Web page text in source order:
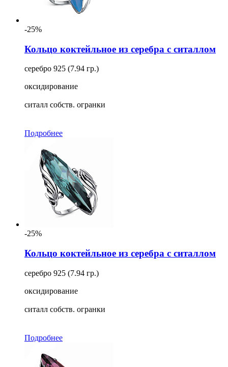
-25%
Кольцо коктейльное из серебра с ситаллом
серебро 925 (7.94 гр.)
оксидирование
ситалл собств. огранки
Подробнее
-25%
Кольцо коктейльное из серебра с ситаллом
серебро 925 (7.94 гр.)
оксидирование
ситалл собств. огранки
Подробнее